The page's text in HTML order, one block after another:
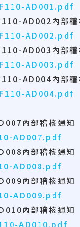
AD001.pdf
AD002內部稽
AD002.pdf
AD003內部稽
AD003.pdf
AD004內部稽
AD004.pdf
內部稽核通知
AD007.pdf
內部稽核通知
AD008.pdf
內部稽核通知
AD009.pdf
內部稽核通知
AD010.pdf